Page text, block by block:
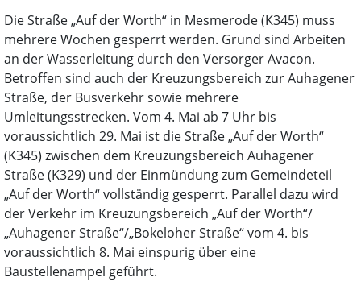
Die Straße „Auf der Worth“ in Mesmerode (K345) muss
mehrere Wochen gesperrt werden. Grund sind Arbeiten
an der Wasserleitung durch den Versorger Avacon.
Betroffen sind auch der Kreuzungsbereich zur Auhagener
Straße, der Busverkehr sowie mehrere
Umleitungsstrecken. Vom 4. Mai ab 7 Uhr bis
voraussichtlich 29. Mai ist die Straße „Auf der Worth“
(K345) zwischen dem Kreuzungsbereich Auhagener
Straße (K329) und der Einmündung zum Gemeindeteil
„Auf der Worth“ vollständig gesperrt. Parallel dazu wird
der Verkehr im Kreuzungsbereich „Auf der Worth“/
„Auhagener Straße“/„Bokeloher Straße“ vom 4. bis
voraussichtlich 8. Mai einspurig über eine
Baustellenampel geführt.